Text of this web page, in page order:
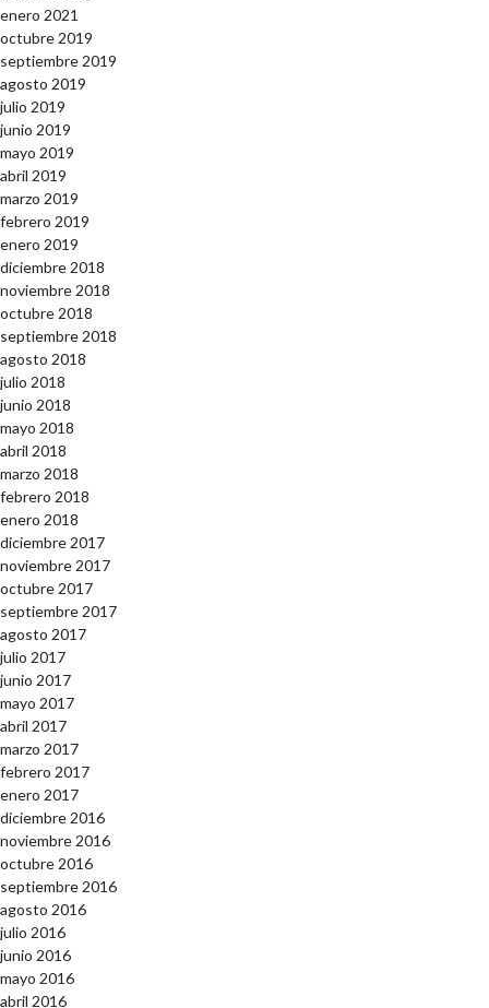
enero 2021
octubre 2019
septiembre 2019
agosto 2019
julio 2019
junio 2019
mayo 2019
abril 2019
marzo 2019
febrero 2019
enero 2019
diciembre 2018
noviembre 2018
octubre 2018
septiembre 2018
agosto 2018
julio 2018
junio 2018
mayo 2018
abril 2018
marzo 2018
febrero 2018
enero 2018
diciembre 2017
noviembre 2017
octubre 2017
septiembre 2017
agosto 2017
julio 2017
junio 2017
mayo 2017
abril 2017
marzo 2017
febrero 2017
enero 2017
diciembre 2016
noviembre 2016
octubre 2016
septiembre 2016
agosto 2016
julio 2016
junio 2016
mayo 2016
abril 2016